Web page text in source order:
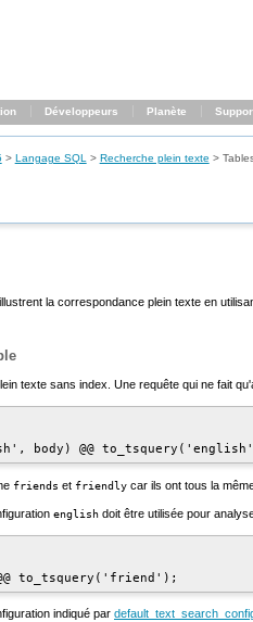
Développeurs Planète
> Langage SQL > Recherche plein texte >
la correspondance plein texte en
texte sans index. Une requête qui ne fait
friends et friendly car ils ont tous la
english doit être utilisée pour
indiqué par